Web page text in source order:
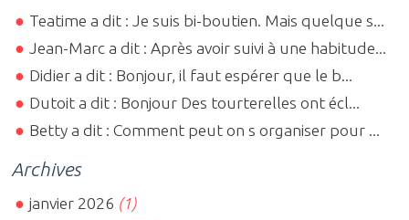
Teatime a dit : Je suis bi-boutien. Mais quelque s...
Jean-Marc a dit : Après avoir suivi à une habitude...
Didier a dit : Bonjour, il faut espérer que le b...
Dutoit a dit : Bonjour Des tourterelles ont écl...
Betty a dit : Comment peut on s organiser pour ...
Archives
janvier 2026 (1)